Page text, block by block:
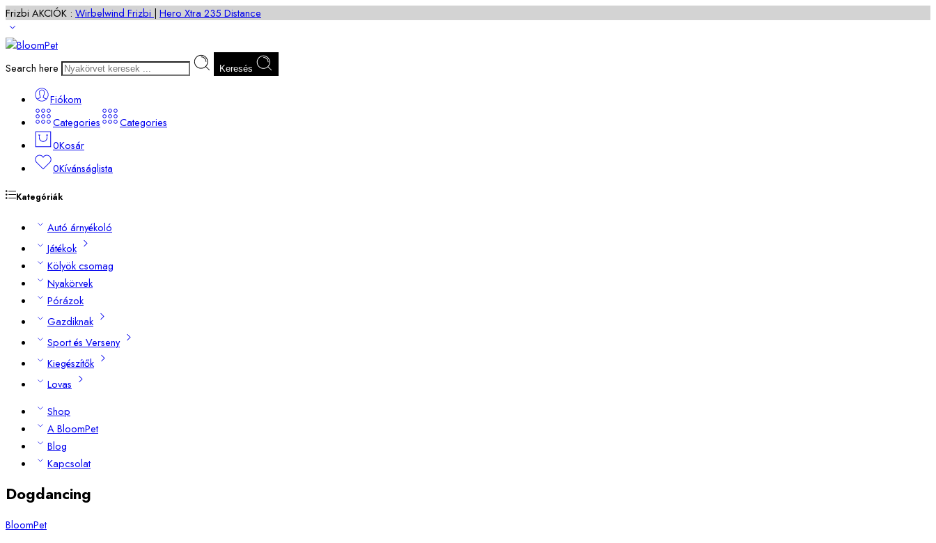
Frizbi AKCIÓK : Wirbelwind Frizbi | Hero Xtra 235 Distance
Search here Keresés
Fiókom
Categories
Categories
0Kosár
0Kívánságlista
Kategóriák
Autó árnyékoló
Játékok
Kölyök csomag
Nyakörvek
Pórázok
Gazdiknak
Sport és Verseny
Kiegészítők
Lovas
Shop
A BloomPet
Blog
Kapcsolat
Dogdancing
BloomPet